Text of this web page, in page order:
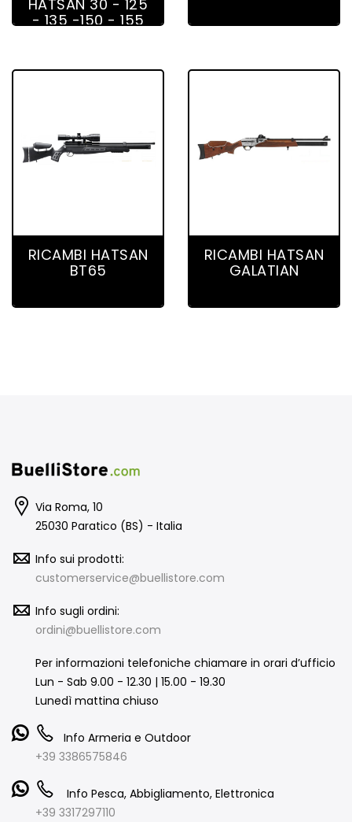
HATSAN 30 - 125
- 135 -150 - 155
RICAMBI HATSAN
BT65
RICAMBI HATSAN
GALATIAN
Via Roma, 10
25030 Paratico (BS) - Italia
Info sui prodotti:
customerservice@buellistore.com
Info sugli ordini:
ordini@buellistore.com
Per informazioni telefoniche chiamare in orari d’ufficio
Lun - Sab 9.00 - 12.30 | 15.00 - 19.30
Lunedì mattina chiuso
Info Armeria e Outdoor
+39 3386575846
Info Pesca, Abbigliamento, Elettronica
+39 3317297110